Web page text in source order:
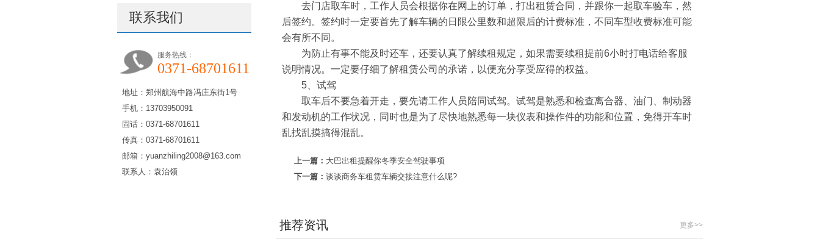
联系我们
服务热线：
0371-68701611
地址：郑州航海中路冯庄东街1号
手机：13703950091
固话：0371-68701611
传真：0371-68701611
邮箱：yuanzhiling2008@163.com
联系人：袁治领
去门店取车时，工作人员会根据你在网上的订单，打出租赁合同，并跟你一起取车验车，然
后签约。签约时一定要首先了解车辆的日限公里数和超限后的计费标准，不同车型收费标准可能
会有所不同。
为防止有事不能及时还车，还要认真了解续租规定，如果需要续租提前6小时打电话给客服
说明情况。一定要仔细了解租赁公司的承诺，以便充分享受应得的权益。
5、试驾
取车后不要急着开走，要先请工作人员陪同试驾。试驾是熟悉和检查离合器、油门、制动器
和发动机的工作状况，同时也是为了尽快地熟悉每一块仪表和操作件的功能和位置，免得开车时
乱找乱摸搞得混乱。
上一篇： 大巴出租提醒你冬季安全驾驶事项
下一篇： 谈谈商务车租赁车辆交接注意什么呢?
推荐资讯 更多>>